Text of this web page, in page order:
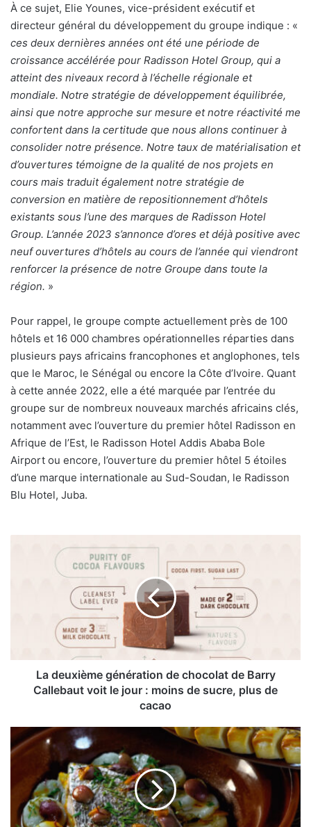
À ce sujet, Elie Younes, vice-président exécutif et
directeur général du développement du groupe indique : «
ces deux dernières années ont été une période de
croissance accélérée pour Radisson Hotel Group, qui a
atteint des niveaux record à l’échelle régionale et
mondiale. Notre stratégie de développement équilibrée,
ainsi que notre approche sur mesure et notre réactivité me
confortent dans la certitude que nous allons continuer à
consolider notre présence. Notre taux de matérialisation et
d’ouvertures témoigne de la qualité de nos projets en
cours mais traduit également notre stratégie de
conversion en matière de repositionnement d’hôtels
existants sous l’une des marques de Radisson Hotel
Group. L’année 2023 s’annonce d’ores et déjà positive avec
neuf ouvertures d’hôtels au cours de l’année qui viendront
renforcer la présence de notre Groupe dans toute la
région. »
Pour rappel, le groupe compte actuellement près de 100
hôtels et 16 000 chambres opérationnelles réparties dans
plusieurs pays africains francophones et anglophones, tels
que le Maroc, le Sénégal ou encore la Côte d’Ivoire. Quant
à cette année 2022, elle a été marquée par l’entrée du
groupe sur de nombreux nouveaux marchés africains clés,
notamment avec l’ouverture du premier hôtel Radisson en
Afrique de l’Est, le Radisson Hotel Addis Ababa Bole
Airport ou encore, l’ouverture du premier hôtel 5 étoiles
d’une marque internationale au Sud-Soudan, le Radisson
Blu Hotel, Juba.
génération
voit
sucre,
plus
cacao
La deuxième génération de chocolat de Barry
Callebaut voit le jour : moins de sucre, plus de
cacao
Le
Royal
Mansour
quartiers
au